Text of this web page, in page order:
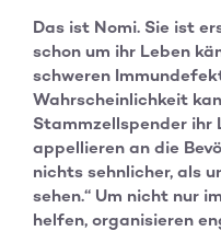
Das ist Nomi. Sie ist
schon um ihr Leben
schweren
Wahrscheinlichkeit
Stammzellspender ihr
appellieren an die
nichts sehnlicher, als
sehen.“ Um nicht nur
helfen, organisieren